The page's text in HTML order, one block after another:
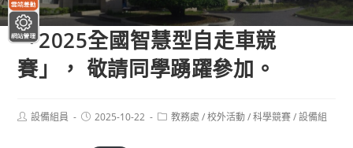
「2025全國智慧型自走車競
賽」， 敬請同學踴躍參加。
Post設備組員
Post2025-10-22
Post教務處 / 校外活動 / 科學競賽 / 設備組